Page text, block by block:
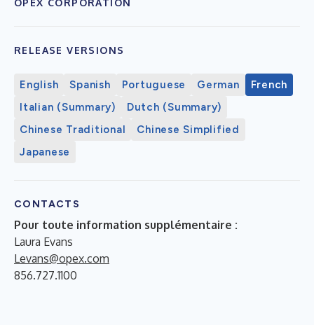
RELEASE VERSIONS
English Spanish Portuguese German
French
Italian (Summary)
Dutch (Summary)
Chinese Traditional
Chinese Simplified
Japanese
CONTACTS
Pour toute information supplémentaire :
Laura Evans
Levans@opex.com
856.727.1100